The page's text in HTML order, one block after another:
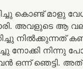
കൊണ്ട് മാളു
ഊരി. അവളുടെ ആ
നിൽക്കുന്നത്
നോക്കി നിന്നു
ഒന്ന് ഞെട്ടി.